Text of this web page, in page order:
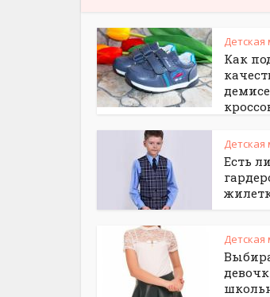
Детская
Как
Детская
Есть
Детская